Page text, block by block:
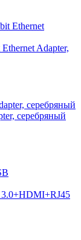
Adapter,
серебряный